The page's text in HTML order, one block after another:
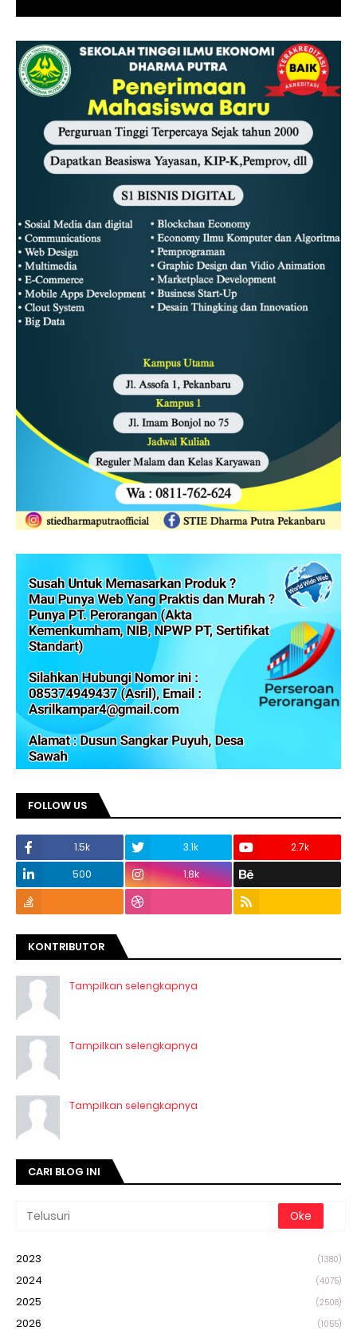
FOLLOW US
1.5k 3.1k
2.7k
500
1.8k
KONTRIBUTOR
Tampilkan selengkapnya
Tampilkan selengkapnya
Tampilkan selengkapnya
CARI BLOG INI
2023 (1380)
2024 (4075)
2025 (2508)
2026 (1055)